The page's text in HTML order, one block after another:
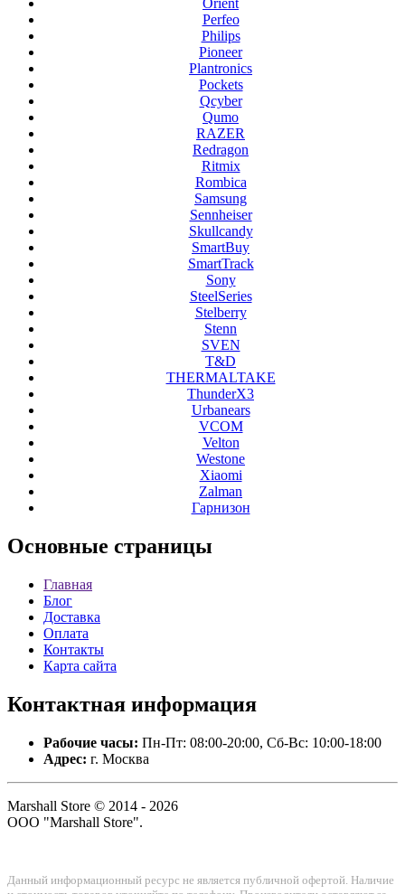
Orient
Perfeo
Philips
Pioneer
Plantronics
Pockets
Qcyber
Qumo
RAZER
Redragon
Ritmix
Rombica
Samsung
Sennheiser
Skullcandy
SmartBuy
SmartTrack
Sony
SteelSeries
Stelberry
Stenn
SVEN
T&D
THERMALTAKE
ThunderX3
Urbanears
VCOM
Velton
Westone
Xiaomi
Zalman
Гарнизон
Основные страницы
Главная
Блог
Доставка
Оплата
Контакты
Карта сайта
Контактная информация
Рабочие часы: Пн-Пт: 08:00-20:00, Сб-Вс: 10:00-18:00
Адрес: г. Москва
Marshall Store © 2014 - 2026
ООО "Marshall Store".
Данный информационный ресурс не является публичной офертой. Наличие